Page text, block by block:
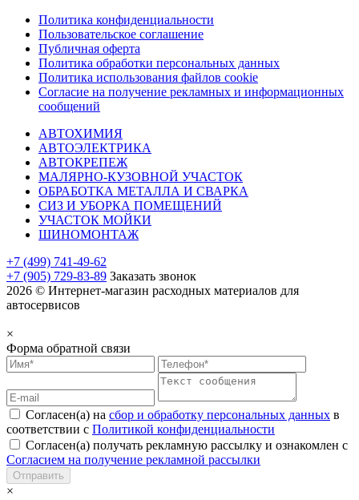
Политика конфиденциальности
Пользовательское соглашение
Публичная оферта
Политика обработки персональных данных
Политика использования файлов cookie
Согласие на получение рекламных и информационных
сообщений
АВТОХИМИЯ
АВТОЭЛЕКТРИКА
АВТОКРЕПЕЖ
МАЛЯРНО-КУЗОВНОЙ УЧАСТОК
ОБРАБОТКА МЕТАЛЛА И СВАРКА
СИЗ И УБОРКА ПОМЕЩЕНИЙ
УЧАСТОК МОЙКИ
ШИНОМОНТАЖ
+7 (499) 741-49-62
+7 (905) 729-83-89 Заказать звонок
2026 © Интернет-магазин расходных материалов для
автосервисов
×
Форма обратной связи
Согласен(а) на сбор и обработку персональных данных в
соответствии с Политикой конфиденциальности
Согласен(а) получать рекламную рассылку и ознакомлен с
Согласием на получение рекламной рассылки
Отправить
×